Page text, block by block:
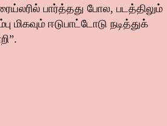
பார்த்தது போல, படத்திலும்
மிகவும் ஈடுபாட்டோடு நடித்துக்